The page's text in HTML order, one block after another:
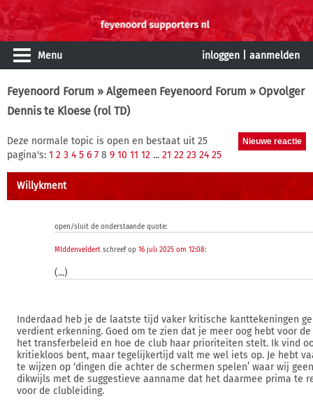
Menu inloggen aanmelden
Feyenoord Forum » Algemeen Feyenoord Forum » Opvolger
Dennis te Kloese (rol TD)
Deze normale topic is open en bestaat uit 25
pagina's: 1 2 3 4 5 6 7 8 9 10 11 12 ... 21 22 23 24 25
Willykment
open/sluit de onderstaande quote:
MIddenveldert schreef op16 juli 2025 om 12:08:
(...)
Inderdaad heb je de laatste tijd vaker kritische kanttekeningen
verdient erkenning. Goed om te zien dat je meer oog hebt voor
het transferbeleid en hoe de club haar prioriteiten stelt. Ik vind
kritiekloos bent, maar tegelijkertijd valt me wel iets op. Je hebt
te wijzen op ‘dingen die achter de schermen spelen’ waar wij
dikwijls met de suggestieve aanname dat het daarmee prima te
voor de clubleiding.